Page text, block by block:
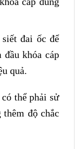
siết đai ốc để
đầu khóa cáp
quả.
thể phải sử
thêm độ chắc